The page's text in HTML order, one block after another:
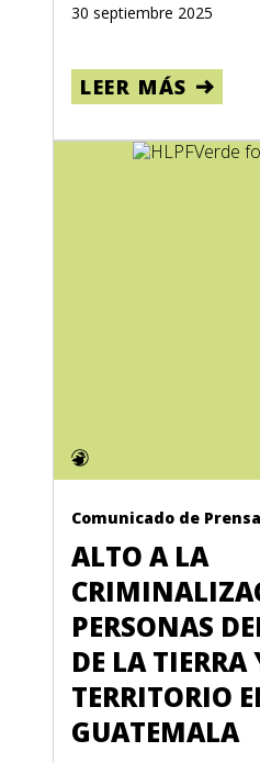
30 septiembre 2025
LEER MÁS
Comunicado de Prensa
ALTO A LA
PERSONAS
DE LA TIERRA
TERRITORIO
GUATEMALA